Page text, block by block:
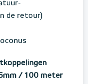
de retour)
/ 100 meter